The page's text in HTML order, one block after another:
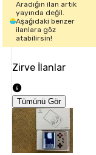
Aradığın ilan artık
yayında değil.
Aşağıdaki benzer
ilanlara göz
atabilirsin!
Zirve İlanlar
Tümünü Gör